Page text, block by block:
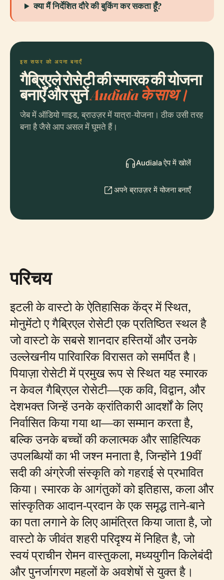
क्या मैं निर्देशित दौरे की बुकिंग कर सकता हूँ?
इस सफर को अपना बनाएँ
गैब्रिएले रोसेटी की स्मारक की योजना
बनाएँ और सुनेंAudiala के साथ।
जेब में ऑडियो गाइड, ब्राउज़र में यात्रा-योजना। ठीक उसी तरह
बना है जैसे आप असल में घूमते हैं।
Audiala ऐप में खोलें
अपने ब्राउज़र में योजना बनाएँ
परिचय
इटली के वास्टो के ऐतिहासिक केंद्र में स्थित,
मोनुमेंटो ए गैब्रिएल रोसेटी एक प्रतिष्ठित स्थल है
जो वास्टो के सबसे शानदार हस्तियों और उनके
उल्लेखनीय पारिवारिक विरासत को समर्पित है।
पियाज़ा रोसेटी में प्रमुख रूप से स्थित यह स्मारक
न केवल गैब्रिएल रोसेटी—एक कवि, विद्वान, और
देशभक्त जिन्हें उनके क्रांतिकारी आदर्शों के लिए
निर्वासित किया गया था—का सम्मान करता है,
बल्कि उनके बच्चों की कलात्मक और साहित्यिक
उपलब्धियों का भी जश्न मनाता है, जिन्होंने 19वीं
सदी की अंग्रेजी संस्कृति को गहराई से प्रभावित
किया। स्मारक के आगंतुकों को इतिहास, कला और
सांस्कृतिक आदान-प्रदान के एक समृद्ध ताने-बाने
का पता लगाने के लिए आमंत्रित किया जाता है, जो
वास्टो के जीवंत शहरी परिदृश्य में निहित है, जो
स्वयं प्राचीन रोमन वास्तुकला, मध्ययुगीन किलेबंदी
और पुनर्जागरण महलों के अवशेषों से युक्त है।